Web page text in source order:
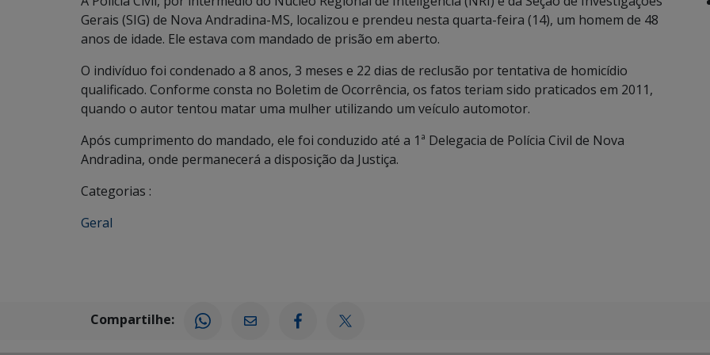
Gerais (SIG) de Nova Andradina-MS, localizou e prendeu nesta quarta-feira (14), um homem de 48
anos de idade. Ele estava com mandado de prisão em aberto.
O indivíduo foi condenado a 8 anos, 3 meses e 22 dias de reclusão por tentativa de homicídio
qualificado. Conforme consta no Boletim de Ocorrência, os fatos teriam sido praticados em 2011,
quando o autor tentou matar uma mulher utilizando um veículo automotor.
Após cumprimento do mandado, ele foi conduzido até a 1ª Delegacia de Polícia Civil de Nova
Andradina, onde permanecerá a disposição da Justiça.
Categorias :
Geral
Compartilhe: